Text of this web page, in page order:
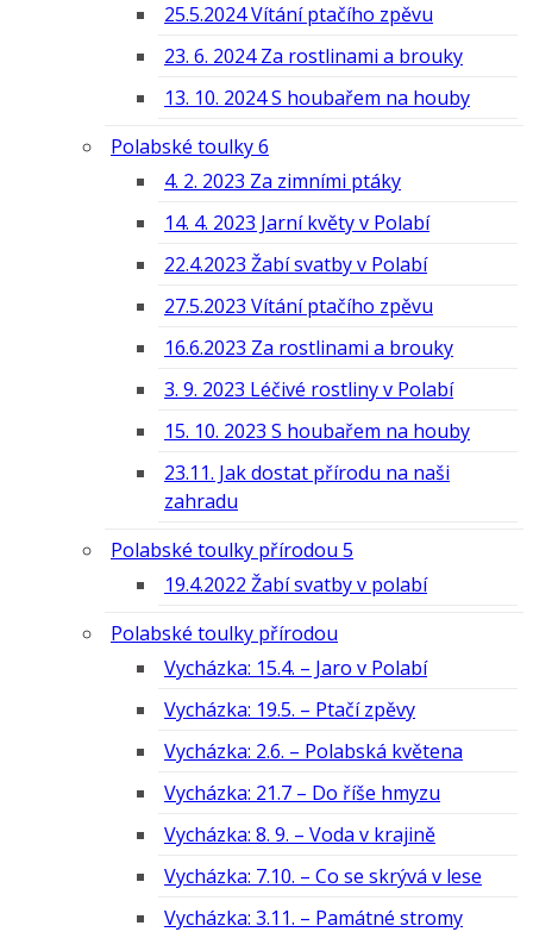
25.5.2024 Vítání ptačího zpěvu
23. 6. 2024 Za rostlinami a brouky
13. 10. 2024 S houbařem na houby
Polabské toulky 6
4. 2. 2023 Za zimními ptáky
14. 4. 2023 Jarní květy v Polabí
22.4.2023 Žabí svatby v Polabí
27.5.2023 Vítání ptačího zpěvu
16.6.2023 Za rostlinami a brouky
3. 9. 2023 Léčivé rostliny v Polabí
15. 10. 2023 S houbařem na houby
23.11. Jak dostat přírodu na naši
zahradu
Polabské toulky přírodou 5
19.4.2022 Žabí svatby v polabí
Polabské toulky přírodou
Vycházka: 15.4. – Jaro v Polabí
Vycházka: 19.5. – Ptačí zpěvy
Vycházka: 2.6. – Polabská květena
Vycházka: 21.7 – Do říše hmyzu
Vycházka: 8. 9. – Voda v krajině
Vycházka: 7.10. – Co se skrývá v lese
Vycházka: 3.11. – Památné stromy